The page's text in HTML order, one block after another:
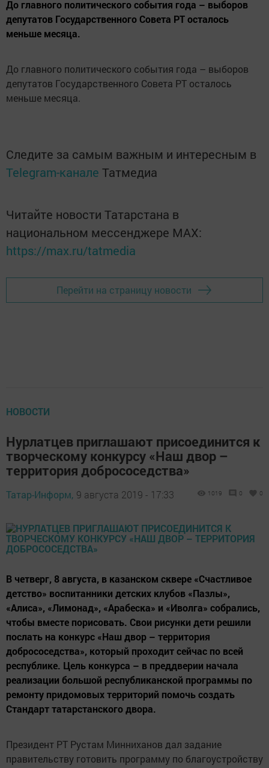
До главного политического события года – выборов
депутатов Государственного Совета РТ осталось
меньше месяца.
До главного политического события года – выборов
депутатов Государственного Совета РТ осталось
меньше месяца.
Следите за самым важным и интересным в
Telegram-канале Татмедиа
Читайте новости Татарстана в
национальном мессенджере MАХ:
https://max.ru/tatmedia
Перейти на страницу новости
НОВОСТИ
Нурлатцев приглашают присоединится к
творческому конкурсу «Наш двор –
территория добрососедства»
Татар-Информ, 9 августа 2019 - 17:33 1019 0 0
В четверг, 8 августа, в казанском сквере «Счастливое
детство» воспитанники детских клубов «Пазлы»,
«Алиса», «Лимонад», «Арабеска» и «Иволга» собрались,
чтобы вместе порисовать. Свои рисунки дети решили
послать на конкурс «Наш двор – территория
добрососедства», который проходит сейчас по всей
республике. Цель конкурса – в преддверии начала
реализации большой республиканской программы по
ремонту придомовых территорий помочь создать
Стандарт татарстанского двора.
Президент РТ Рустам Минниханов дал задание
правительству готовить программу по благоустройству